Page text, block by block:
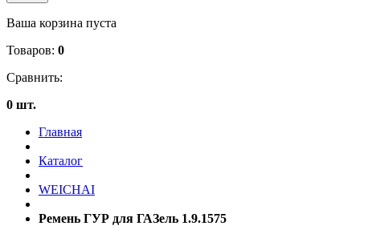
Ваша корзина пуста
Товаров: 0
Сравнить:
0 шт.
Главная
Каталог
WEICHAI
Ремень ГУР для ГАЗель 1.9.1575